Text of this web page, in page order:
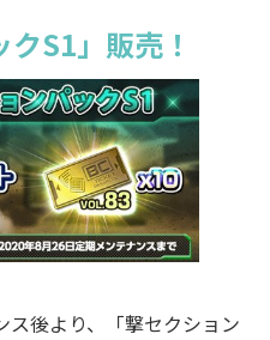
クS1」販売！
後より、「撃セクション